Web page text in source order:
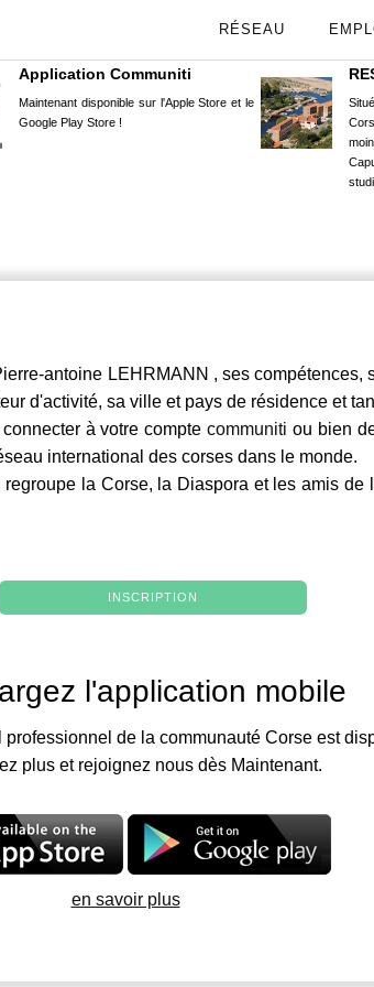
RÉSEAU
Application Communiti
Maintenant disponible sur l'Apple Store et le
Google Play Store !
antoine LEHRMANN , ses compétences,
d'activité, sa ville et pays de résidence et
à votre comptecommuniti ou bien
international des corses dans le monde.
la Corse, la Diaspora et les amis de
INSCRIPTION
l'application mobile
de la communauté Corse est
plus et rejoignez nous dès Maintenant.
en savoir plus